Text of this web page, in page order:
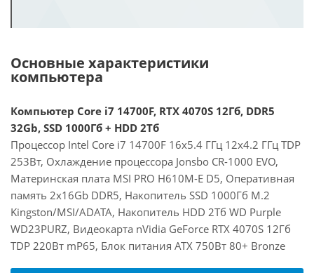
Основные характеристики
компьютера
Компьютер Core i7 14700F, RTX 4070S 12Гб, DDR5
32Gb, SSD 1000Гб + HDD 2Тб
Процессор Intel Core i7 14700F 16x5.4 ГГц 12x4.2 ГГц TDP
253Вт, Охлаждение процессора Jonsbo CR-1000 EVO,
Материнская плата MSI PRO H610M-E D5, Оперативная
память 2x16Gb DDR5, Накопитель SSD 1000Гб M.2
Kingston/MSI/ADATA, Накопитель HDD 2Тб WD Purple
WD23PURZ, Видеокарта nVidia GeForce RTX 4070S 12Гб
TDP 220Вт mP65, Блок питания ATX 750Вт 80+ Bronze